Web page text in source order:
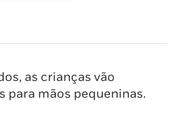
as crianças vão
para mãos pequeninas.